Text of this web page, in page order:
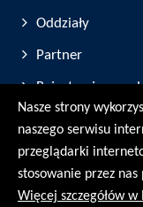
Oddziały
Partner
Rejestracja
Targi i Wystawy
© RMG Messtechnik GmbH - 2026
Nasze strony
naszego serwisu
przeglądarki
stosowanie przez nas
Więcej szczegółów